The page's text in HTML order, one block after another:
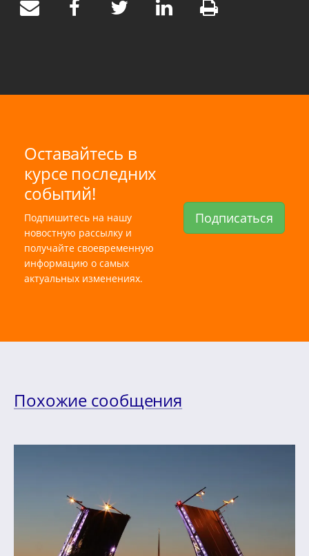
Оставайтесь в
курсе последних
событий!
Подпишитесь на нашу
новостную рассылку и
получайте своевременную
информацию о самых
актуальных изменениях.
Подписаться
Похожие сообщения